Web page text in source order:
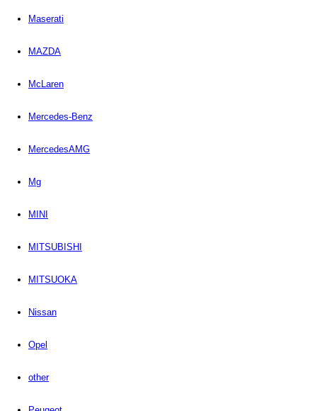
Maserati
MAZDA
McLaren
Mercedes-Benz
MercedesAMG
Mg
MINI
MITSUBISHI
MITSUOKA
Nissan
Opel
other